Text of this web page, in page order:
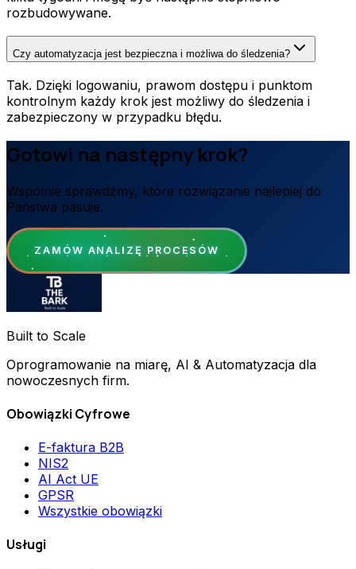
rozbudowywane.
Czy automatyzacja jest bezpieczna i możliwa do śledzenia?
Tak. Dzięki logowaniu, prawom dostępu i punktom
kontrolnym każdy krok jest możliwy do śledzenia i
zabezpieczony w przypadku błędu.
Gotowi na następny krok?
Wspólnie sprawdźmy, które rozwiązanie najlepiej do
Państwa pasuje.
ZAMÓW ANALIZĘ PROCESÓW
Built to Scale
Oprogramowanie na miarę, AI & Automatyzacja dla
nowoczesnych firm.
Obowiązki Cyfrowe
E-faktura B2B
NIS2
AI Act UE
GPSR
Wszystkie obowiązki
Usługi